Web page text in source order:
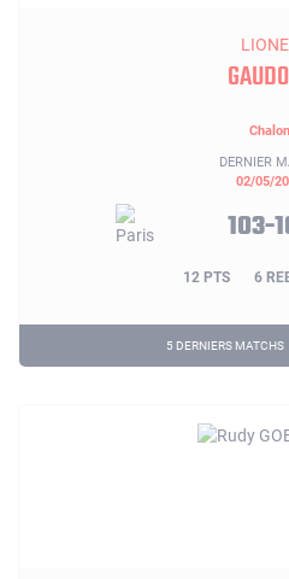
Chalon
DERNIER
02/05/
103-
12 PTS 6
5 DERNIERS MATCHS